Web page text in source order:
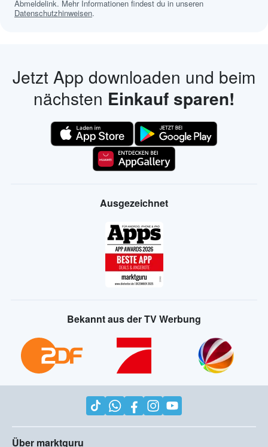
Abmeldelink. Mehr Informationen findest du in unseren
Datenschutzhinweisen.
Jetzt App downloaden und beim
nächsten Einkauf sparen!
Ausgezeichnet
Bekannt aus der TV Werbung
Über marktguru